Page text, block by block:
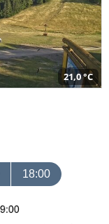
21,0 °C
18:00